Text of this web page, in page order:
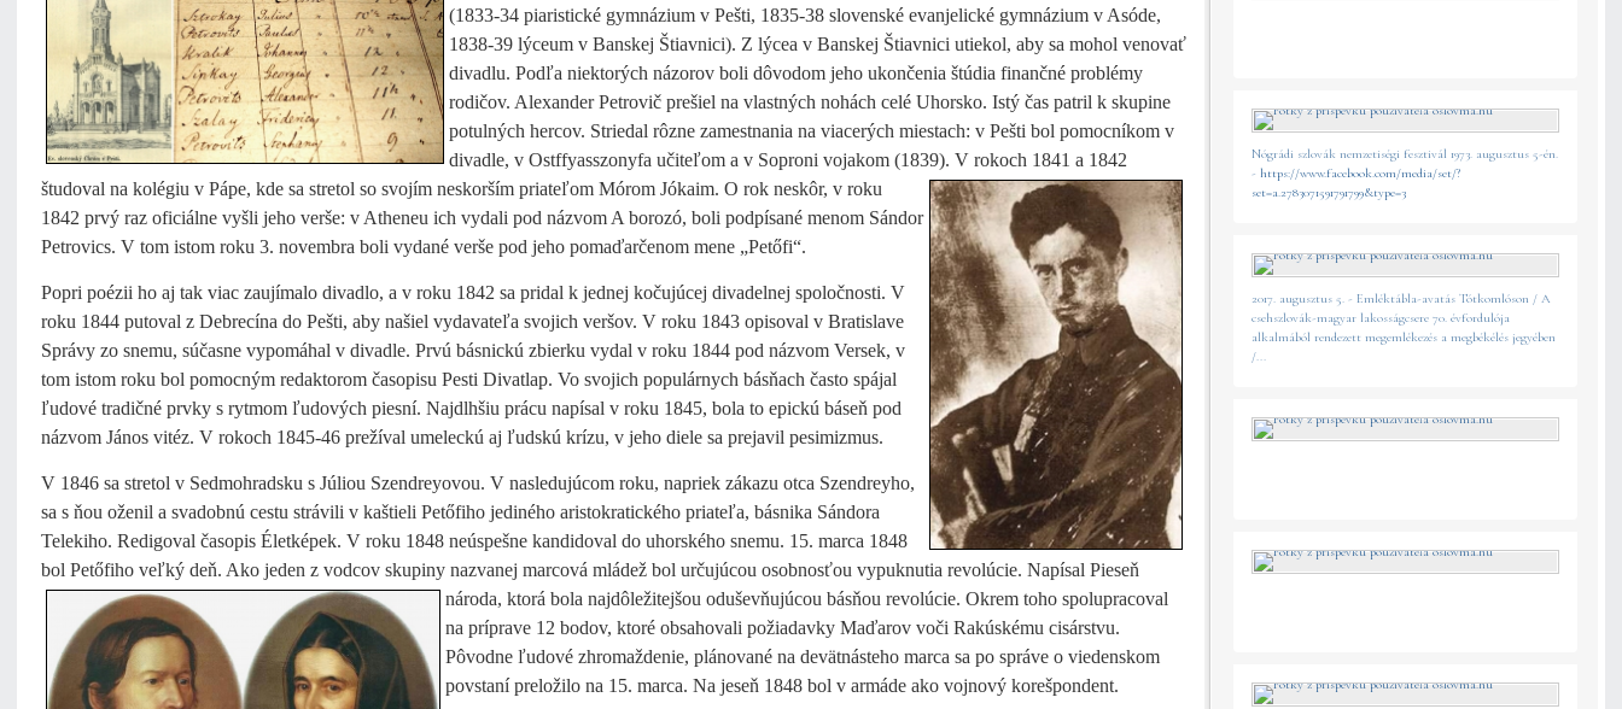
(1833-34 piaristické gymnázium v Pešti, 1835-38 slovenské evanjelické gymnázium v Asóde,
1838-39 lýceum v Banskej Štiavnici). Z lýcea v Banskej Štiavnici utiekol, aby sa mohol venovať
divadlu. Podľa niektorých názorov boli dôvodom jeho ukončenia štúdia finančné problémy
rodičov. Alexander Petrovič prešiel na vlastných nohách celé Uhorsko. Istý čas patril k skupine
potulných hercov. Striedal rôzne zamestnania na viacerých miestach: v Pešti bol pomocníkom v
divadle, v Ostffyasszonyfa učiteľom a v Soproni vojakom (1839). V rokoch 1841 a 1842
študoval na kolégiu v Pápe, kde sa stretol so svojím neskorším priateľom Mórom Jókaim. O rok neskôr, v roku
1842 prvý raz oficiálne vyšli jeho verše: v Atheneu ich vydali pod názvom A borozó, boli podpísané menom Sándor
Petrovics. V tom istom roku 3. novembra boli vydané verše pod jeho pomaďarčenom mene „Petőfi“.
Popri poézii ho aj tak viac zaujímalo divadlo, a v roku 1842 sa pridal k jednej kočujúcej divadelnej spoločnosti. V
roku 1844 putoval z Debrecína do Pešti, aby našiel vydavateľa svojich veršov. V roku 1843 opisoval v Bratislave
Správy zo snemu, súčasne vypomáhal v divadle. Prvú básnickú zbierku vydal v roku 1844 pod názvom Versek, v
tom istom roku bol pomocným redaktorom časopisu Pesti Divatlap. Vo svojich populárnych básňach často spájal
ľudové tradičné prvky s rytmom ľudových piesní. Najdlhšiu prácu napísal v roku 1845, bola to epickú báseň pod
názvom János vitéz. V rokoch 1845-46 prežíval umeleckú aj ľudskú krízu, v jeho diele sa prejavil pesimizmus.
V 1846 sa stretol v Sedmohradsku s Júliou Szendreyovou. V nasledujúcom roku, napriek zákazu otca Szendreyho,
sa s ňou oženil a svadobnú cestu strávili v kaštieli Petőfiho jediného aristokratického priateľa, básnika Sándora
Telekiho. Redigoval časopis Életképek. V roku 1848 neúspešne kandidoval do uhorského snemu. 15. marca 1848
bol Petőfiho veľký deň. Ako jeden z vodcov skupiny nazvanej marcová mládež bol určujúcou osobnosťou vypuknutia revolúcie. Napísal Pieseň
národa, ktorá bola najdôležitejšou oduševňujúcou básňou revolúcie. Okrem toho spolupracoval
na príprave 12 bodov, ktoré obsahovali požiadavky Maďarov voči Rakúskému cisárstvu.
Pôvodne ľudové zhromaždenie, plánované na devätnásteho marca sa po správe o viedenskom
povstaní preložilo na 15. marca. Na jeseň 1848 bol v armáde ako vojnový korešpondent.
Nógrádi szlovák nemzetiségi fesztivál 1973. augusztus 5-én.
- https://www.facebook.com/media/set/?
set=a.2783071591791799&type=3
2017. augusztus 5. - Emléktábla-avatás Tótkomlóson / A
csehszlovák-magyar lakosságcsere 70. évfordulója
alkalmából rendezett megemlékezés a megbékélés jegyében
/...